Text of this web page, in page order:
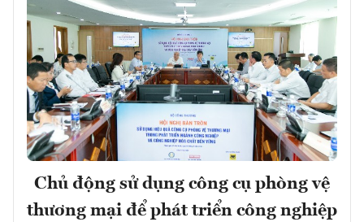
Chủ động sử dụng công cụ phòng vệ
thương mại để phát triển công nghiệp